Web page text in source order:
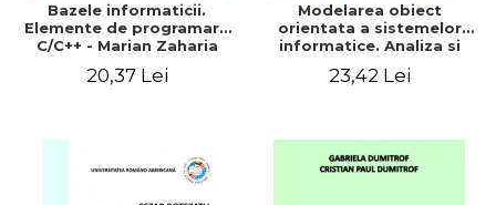
Bazele informaticii.
Elemente de programare
C/C++ - Marian Zaharia
20,37 Lei
Modelarea obiect
orientata a sistemelor
informatice. Analiza si
Rational Rose - Ionel Iacob
23,42 Lei